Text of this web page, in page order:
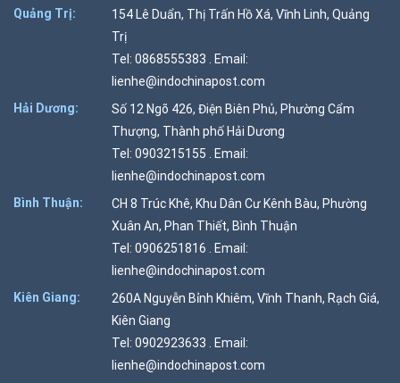
Quảng Trị:
154 Lê Duẩn, Thị Trấn Hồ Xá, Vĩnh Linh, Quảng
Trị
Tel: 0868555383 . Email:
lienhe@indochinapost.com
Hải Dương:
Số 12 Ngõ 426, Điện Biên Phủ, Phường Cẩm
Thượng, Thành phố Hải Dương
Tel: 0903215155 . Email:
lienhe@indochinapost.com
Bình Thuận:
CH 8 Trúc Khê, Khu Dân Cư Kênh Bàu, Phường
Xuân An, Phan Thiết, Bình Thuận
Tel: 0906251816 . Email:
lienhe@indochinapost.com
Kiên Giang:
260A Nguyễn Bỉnh Khiêm, Vĩnh Thanh, Rạch Giá,
Kiên Giang
Tel: 0902923633 . Email:
lienhe@indochinapost.com